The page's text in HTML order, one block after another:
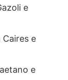
e
Caires e
e